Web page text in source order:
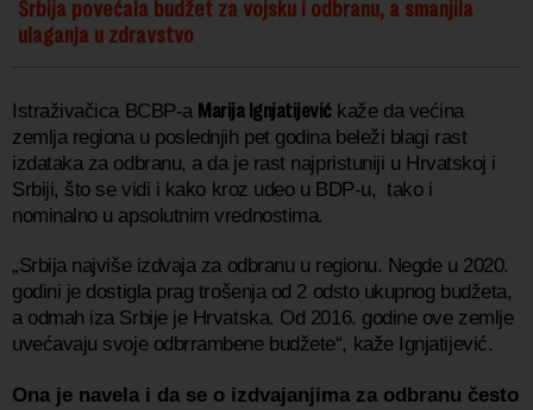
Srbija povećala budžet za vojsku i odbranu, a smanjila
ulaganja u zdravstvo
Istraživačica BCBP-a Marija Ignjatijevićkaže da većina
zemlja regiona u poslednjih pet godina beleži blagi rast
izdataka za odbranu, a da je rast najpristuniji u Hrvatskoj i
Srbiji, što se vidi i kako kroz udeo u BDP-u, tako i
nominalno u apsolutnim vrednostima.
„Srbija najviše izdvaja za odbranu u regionu. Negde u 2020.
godini je dostigla prag trošenja od 2 odsto ukupnog budžeta,
a odmah iza Srbije je Hrvatska. Od 2016. godine ove zemlje
uvećavaju svoje odbrrambene budžete“, kaže Ignjatijević.
Ona je navela i da se o izdvajanjima za odbranu često